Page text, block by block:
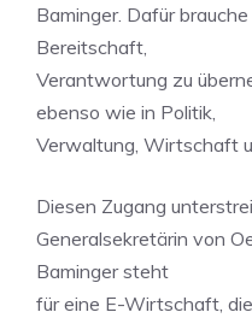
Baminger. Dafür
Bereitschaft,
Verantwortung zu
ebenso wie in Politik,
Verwaltung, Wirtschaft
Diesen Zugang
Generalsekretärin von
Baminger steht
für eine E-Wirtschaft,